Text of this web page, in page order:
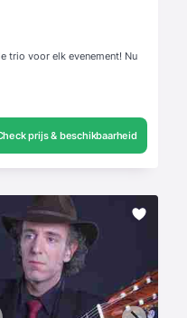
trio voor elk evenement! Nu
prijs & beschikbaarheid